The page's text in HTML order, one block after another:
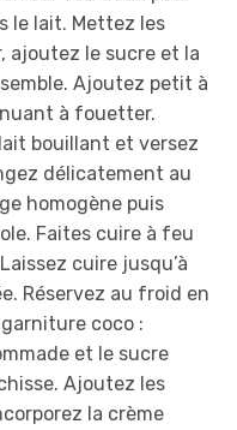
le lait. Mettez les
ajoutez le sucre et la
Ajoutez petit à
à fouetter.
bouillant et versez
délicatement au
homogène puis
Faites cuire à feu
cuire jusqu’à
Réservez au froid en
coco :
et le sucre
Ajoutez les
la crème